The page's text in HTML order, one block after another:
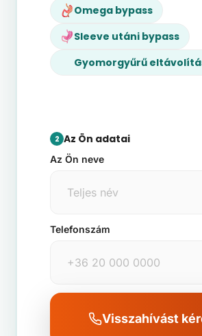
Omega bypass
Sleeve utáni bypass
Gyomorgyűrű
2 Az Ön adatai
Az Ön neve
Telefonszám
Visszahívást